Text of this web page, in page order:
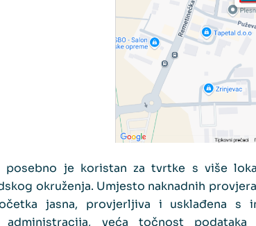
posebno je koristan za tvrtke s više
okruženja. Umjesto naknadnih
jasna, provjerljiva i usklađena s
administracija, veća točnost